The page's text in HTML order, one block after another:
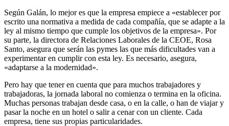
Según Galán, lo mejor es que la empresa empiece a «establecer por
escrito una normativa a medida de cada compañía, que se adapte a la
ley al mismo tiempo que cumple los objetivos de la empresa». Por
su parte, la directora de Relaciones Laborales de la CEOE, Rosa
Santo, asegura que serán las pymes las que más dificultades van a
experimentar en cumplir con esta ley. Es necesario, asegura,
«adaptarse a la modernidad».
Pero hay que tener en cuenta que para muchos trabajadores y
trabajadoras, la jornada laboral no comienza o termina en la oficina.
Muchas personas trabajan desde casa, o en la calle, o han de viajar y
pasar la noche en un hotel o salir a cenar con un cliente. Cada
empresa, tiene sus propias particularidades.